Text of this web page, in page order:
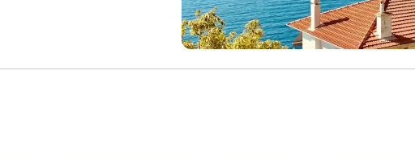
pendant votre séjour. Vous